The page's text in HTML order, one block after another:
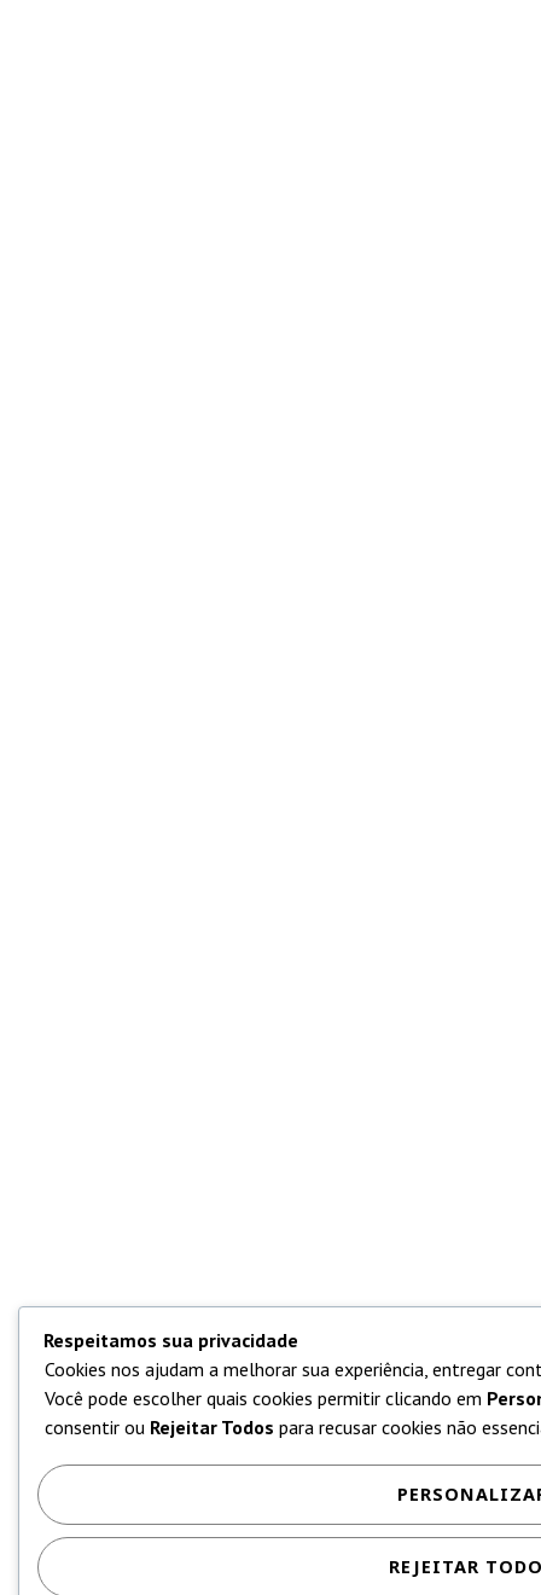
Respeitamos sua privacidade
Cookies nos ajudam a melhorar sua experiência, entregar
Você pode escolher quais cookies permitir clicando em
consentir ou Rejeitar Todos para recusar cookies não
REJEITAR